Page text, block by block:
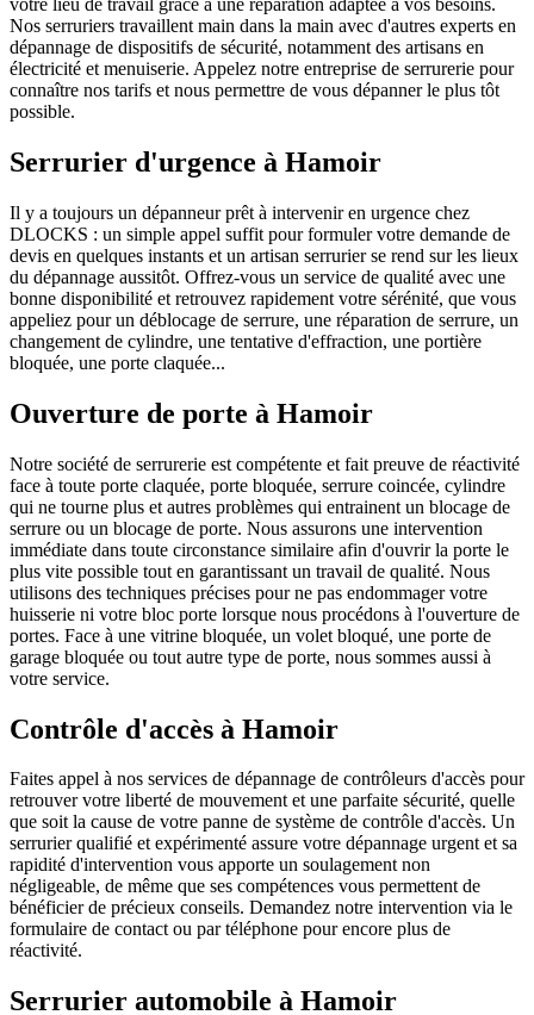
votre lieu de travail grâce à une réparation adaptée à vos besoins.
Nos serruriers travaillent main dans la main avec d'autres experts en
dépannage de dispositifs de sécurité, notamment des artisans en
électricité et menuiserie. Appelez notre entreprise de serrurerie pour
connaître nos tarifs et nous permettre de vous dépanner le plus tôt
possible.
Serrurier d'urgence à Hamoir
Il y a toujours un dépanneur prêt à intervenir en urgence chez
DLOCKS : un simple appel suffit pour formuler votre demande de
devis en quelques instants et un artisan serrurier se rend sur les lieux
du dépannage aussitôt. Offrez-vous un service de qualité avec une
bonne disponibilité et retrouvez rapidement votre sérénité, que vous
appeliez pour un déblocage de serrure, une réparation de serrure, un
changement de cylindre, une tentative d'effraction, une portière
bloquée, une porte claquée...
Ouverture de porte à Hamoir
Notre société de serrurerie est compétente et fait preuve de réactivité
face à toute porte claquée, porte bloquée, serrure coincée, cylindre
qui ne tourne plus et autres problèmes qui entrainent un blocage de
serrure ou un blocage de porte. Nous assurons une intervention
immédiate dans toute circonstance similaire afin d'ouvrir la porte le
plus vite possible tout en garantissant un travail de qualité. Nous
utilisons des techniques précises pour ne pas endommager votre
huisserie ni votre bloc porte lorsque nous procédons à l'ouverture de
portes. Face à une vitrine bloquée, un volet bloqué, une porte de
garage bloquée ou tout autre type de porte, nous sommes aussi à
votre service.
Contrôle d'accès à Hamoir
Faites appel à nos services de dépannage de contrôleurs d'accès pour
retrouver votre liberté de mouvement et une parfaite sécurité, quelle
que soit la cause de votre panne de système de contrôle d'accès. Un
serrurier qualifié et expérimenté assure votre dépannage urgent et sa
rapidité d'intervention vous apporte un soulagement non
négligeable, de même que ses compétences vous permettent de
bénéficier de précieux conseils. Demandez notre intervention via le
formulaire de contact ou par téléphone pour encore plus de
réactivité.
Serrurier automobile à Hamoir